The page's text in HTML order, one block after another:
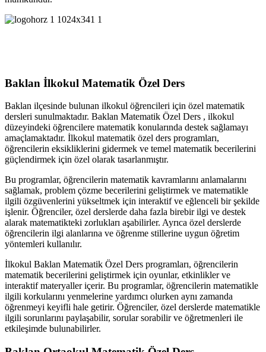
Baklan İlkokul Matematik Özel Ders
Baklan ilçesinde bulunan ilkokul öğrencileri için özel matematik
dersleri sunulmaktadır. Baklan Matematik Özel Ders , ilkokul
düzeyindeki öğrencilere matematik konularında destek sağlamayı
amaçlamaktadır. İlkokul matematik özel ders programları,
öğrencilerin eksikliklerini gidermek ve temel matematik becerilerini
güçlendirmek için özel olarak tasarlanmıştır.
Bu programlar, öğrencilerin matematik kavramlarını anlamalarını
sağlamak, problem çözme becerilerini geliştirmek ve matematikle
ilgili özgüvenlerini yükseltmek için interaktif ve eğlenceli bir şekilde
işlenir. Öğrenciler, özel derslerde daha fazla birebir ilgi ve destek
alarak matematikteki zorlukları aşabilirler. Ayrıca özel derslerde
öğrencilerin ilgi alanlarına ve öğrenme stillerine uygun öğretim
yöntemleri kullanılır.
İlkokul Baklan Matematik Özel Ders programları, öğrencilerin
matematik becerilerini geliştirmek için oyunlar, etkinlikler ve
interaktif materyaller içerir. Bu programlar, öğrencilerin matematikle
ilgili korkularını yenmelerine yardımcı olurken aynı zamanda
öğrenmeyi keyifli hale getirir. Öğrenciler, özel derslerde matematikle
ilgili sorunlarını paylaşabilir, sorular sorabilir ve öğretmenleri ile
etkileşimde bulunabilirler.